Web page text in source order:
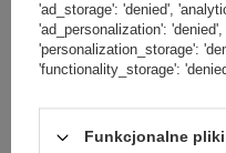
'ad_storage': 'denied',
'ad_personalization':
'personalization_storage':
'functionality_storage':
Funkcjonalne